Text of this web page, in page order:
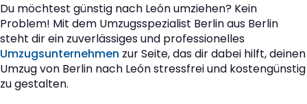
Du möchtest günstig nach León umziehen? Kein
Problem! Mit dem Umzugsspezialist Berlin aus Berlin
steht dir ein zuverlässiges und professionelles
Umzugsunternehmen zur Seite, das dir dabei hilft, deinen
Umzug von Berlin nach León stressfrei und kostengünstig
zu gestalten.